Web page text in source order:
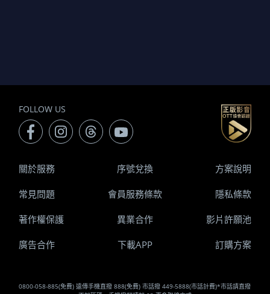
FOLLOW US
0800-058-885(免費) 遠傳手機直撥 888(免費) 市話撥 449-5888(市話計費)*市話請直撥
關於服務 序號兌換 方案說明
常見問題 會員服務條款 隱私條款
著作權保護 異業合作 影片許願池
廣告合作 下載APP 訂購方案